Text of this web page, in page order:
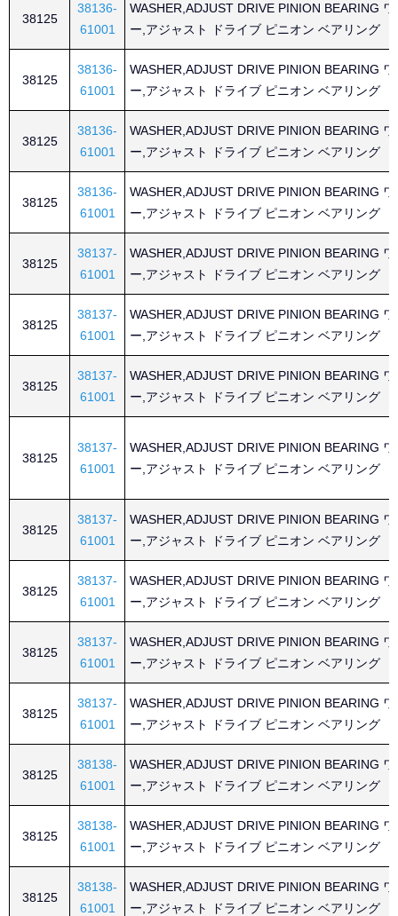
38125
38136-
61001
WASHER,ADJUST DRIVE PINION BEARING
ー,アジャスト ドライブ ピニオン ベアリング
38125
38136-
61001
WASHER,ADJUST DRIVE PINION BEARING
ー,アジャスト ドライブ ピニオン ベアリング
38125
38136-
61001
WASHER,ADJUST DRIVE PINION BEARING
ー,アジャスト ドライブ ピニオン ベアリング
38125
38136-
61001
WASHER,ADJUST DRIVE PINION BEARING
ー,アジャスト ドライブ ピニオン ベアリング
38125
38137-
61001
WASHER,ADJUST DRIVE PINION BEARING
ー,アジャスト ドライブ ピニオン ベアリング
38125
38137-
61001
WASHER,ADJUST DRIVE PINION BEARING
ー,アジャスト ドライブ ピニオン ベアリング
38125
38137-
61001
WASHER,ADJUST DRIVE PINION BEARING
ー,アジャスト ドライブ ピニオン ベアリング
38125
38137-
61001
WASHER,ADJUST DRIVE PINION BEARING
ー,アジャスト ドライブ ピニオン ベアリング
38125
38137-
61001
WASHER,ADJUST DRIVE PINION BEARING
ー,アジャスト ドライブ ピニオン ベアリング
38125
38137-
61001
WASHER,ADJUST DRIVE PINION BEARING
ー,アジャスト ドライブ ピニオン ベアリング
38125
38137-
61001
WASHER,ADJUST DRIVE PINION BEARING
ー,アジャスト ドライブ ピニオン ベアリング
38125
38137-
61001
WASHER,ADJUST DRIVE PINION BEARING
ー,アジャスト ドライブ ピニオン ベアリング
38125
38138-
61001
WASHER,ADJUST DRIVE PINION BEARING
ー,アジャスト ドライブ ピニオン ベアリング
38125
38138-
61001
WASHER,ADJUST DRIVE PINION BEARING
ー,アジャスト ドライブ ピニオン ベアリング
38125
38138-
61001
WASHER,ADJUST DRIVE PINION BEARING
ー,アジャスト ドライブ ピニオン ベアリング